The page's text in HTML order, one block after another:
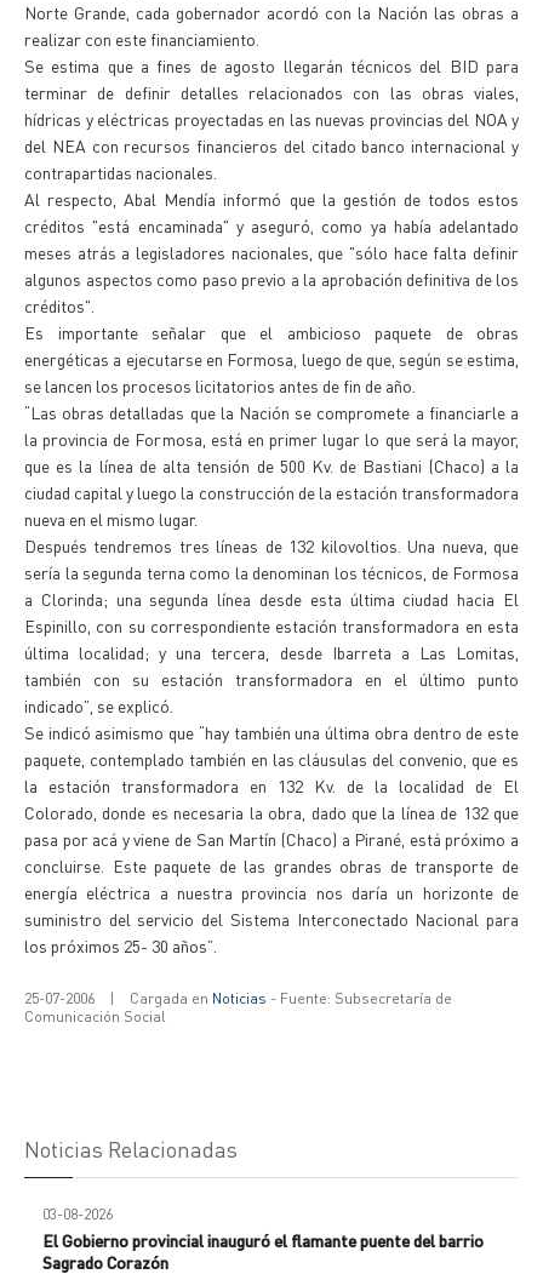
Norte Grande, cada gobernador acordó con la Nación las obras a
realizar con este financiamiento.
Se estima que a fines de agosto llegarán técnicos del BID para
terminar de definir detalles relacionados con las obras viales,
hídricas y eléctricas proyectadas en las nuevas provincias del NOA y
del NEA con recursos financieros del citado banco internacional y
contrapartidas nacionales.
Al respecto, Abal Mendía informó que la gestión de todos estos
créditos "está encaminada" y aseguró, como ya había adelantado
meses atrás a legisladores nacionales, que "sólo hace falta definir
algunos aspectos como paso previo a la aprobación definitiva de los
créditos".
Es importante señalar que el ambicioso paquete de obras
energéticas a ejecutarse en Formosa, luego de que, según se estima,
se lancen los procesos licitatorios antes de fin de año.
“Las obras detalladas que la Nación se compromete a financiarle a
la provincia de Formosa, está en primer lugar lo que será la mayor,
que es la línea de alta tensión de 500 Kv. de Bastiani (Chaco) a la
ciudad capital y luego la construcción de la estación transformadora
nueva en el mismo lugar.
Después tendremos tres líneas de 132 kilovoltios. Una nueva, que
sería la segunda terna como la denominan los técnicos, de Formosa
a Clorinda; una segunda línea desde esta última ciudad hacia El
Espinillo, con su correspondiente estación transformadora en esta
última localidad; y una tercera, desde Ibarreta a Las Lomitas,
también con su estación transformadora en el último punto
indicado”, se explicó.
Se indicó asimismo que “hay también una última obra dentro de este
paquete, contemplado también en las cláusulas del convenio, que es
la estación transformadora en 132 Kv. de la localidad de El
Colorado, donde es necesaria la obra, dado que la línea de 132 que
pasa por acá y viene de San Martín (Chaco) a Pirané, está próximo a
concluirse. Este paquete de las grandes obras de transporte de
energía eléctrica a nuestra provincia nos daría un horizonte de
suministro del servicio del Sistema Interconectado Nacional para
los próximos 25- 30 años”.
25-07-2006 | Cargada en Noticias - Fuente: Subsecretaría de
Comunicación Social
Noticias Relacionadas
03-08-2026
El Gobierno provincial inauguró el flamante puente del barrio
Sagrado Corazón